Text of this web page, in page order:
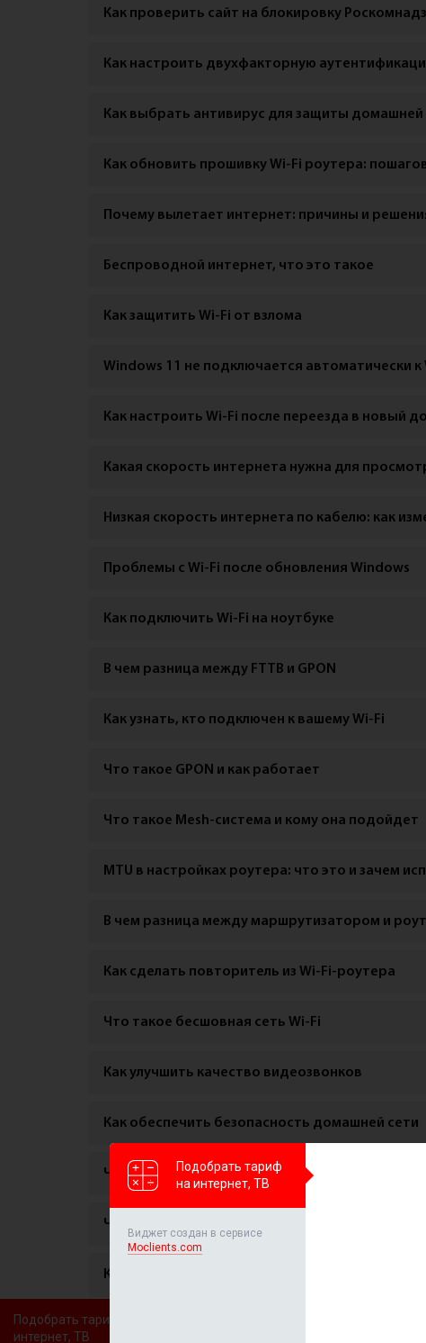
Как проверить сайт на блокировку
Как настроить двухфакторную
Как выбрать антивирус для защиты домашней
Как обновить прошивку Wi-Fi роутера:
Почему вылетает интернет: причины и
Беспроводной интернет, что это такое
Как защитить Wi-Fi от взлома
Windows 11 не подключается автоматически
Как настроить Wi-Fi после переезда в новый
Какая скорость интернета нужна для
Низкая скорость интернета по кабелю: как
Проблемы с Wi-Fi после обновления Windows
Как подключить Wi-Fi на ноутбуке
В чем разница между FTTB и GPON
Как узнать, кто подключен к вашему Wi-Fi
Что такое GPON и как работает
Что такое Mesh-система и кому она подойдет
MTU в настройках роутера: что это и зачем
В чем разница между маршрутизатором и
Как сделать повторитель из Wi-Fi-роутера
Что такое бесшовная сеть Wi-Fi
Как улучшить качество видеозвонков
Как обеспечить безопасность домашней сети
Что такое DNS и как его изменить
Что такое смарт-телевизор и как его
Как настроить умную колонку
Что такое умные розетки и как их использовать
Подобрать тариф на
интернет, ТВ
Подобрать тариф
на интернет, ТВ
Виджет создан в сервисе
Moclients.com